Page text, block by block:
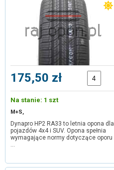
175,50 zł
Na stanie: 1 szt
M+S,
Dynapro HP2 RA33 to letnia opona dla
pojazdów 4x4 i SUV. Opona spełnia
wymagające normy dotyczące oporu
…